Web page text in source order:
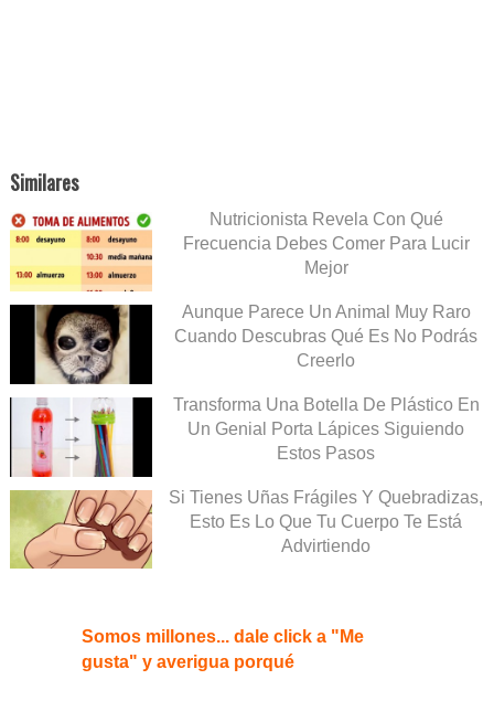
Similares
Nutricionista Revela Con Qué
Frecuencia Debes Comer Para Lucir
Mejor
Aunque Parece Un Animal Muy Raro
Cuando Descubras Qué Es No Podrás
Creerlo
Transforma Una Botella De Plástico En
Un Genial Porta Lápices Siguiendo
Estos Pasos
Si Tienes Uñas Frágiles Y Quebradizas,
Esto Es Lo Que Tu Cuerpo Te Está
Advirtiendo
Somos millones... dale click a "Me
gusta" y averigua porqué